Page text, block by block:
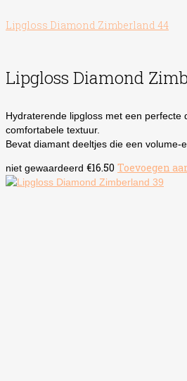
Lipgloss Diamond Zimberland 44
Lipgloss Diamond
Hydraterende lipgloss met een perfecte
comfortabele textuur.
Bevat diamant deeltjes die een volume-
niet gewaardeerd €16.50 Toevoegen